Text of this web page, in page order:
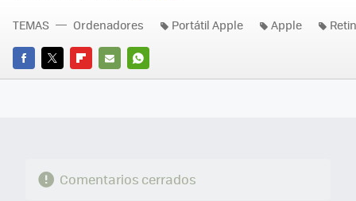
FACEBOOK
TWITTERFLIPBOARD
E-
WHATSAPP
TEMAS Ordenadores Portátil Apple Apple
Comentarios cerrados